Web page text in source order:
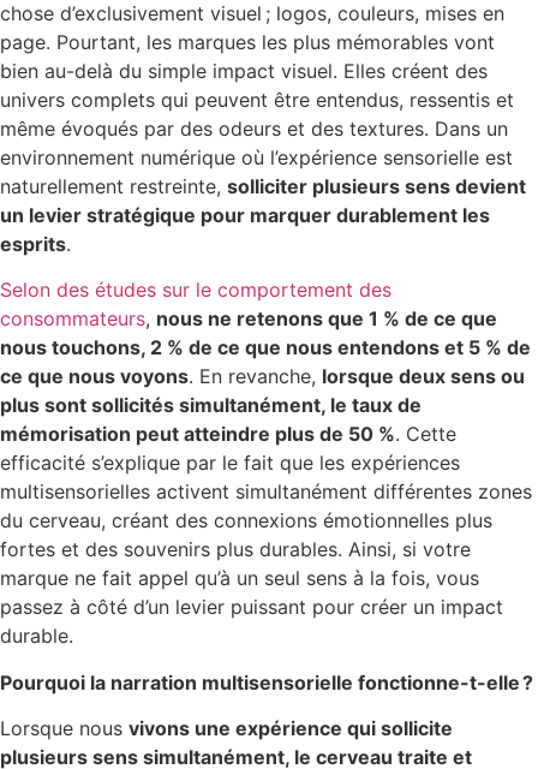
chose d’exclusivement visuel ; logos, couleurs, mises en
page. Pourtant, les marques les plus mémorables vont
bien au-delà du simple impact visuel. Elles créent des
univers complets qui peuvent être entendus, ressentis et
même évoqués par des odeurs et des textures. Dans un
environnement numérique où l’expérience sensorielle est
naturellement restreinte, solliciter plusieurs sens devient
un levier stratégique pour marquer durablement les
esprits.
Selon des études sur le comportement des
consommateurs, nous ne retenons que 1 % de ce que
nous touchons, 2 % de ce que nous entendons et 5 % de
ce que nous voyons. En revanche, lorsque deux sens ou
plus sont sollicités simultanément, le taux de
mémorisation peut atteindre plus de 50 %. Cette
efficacité s’explique par le fait que les expériences
multisensorielles activent simultanément différentes zones
du cerveau, créant des connexions émotionnelles plus
fortes et des souvenirs plus durables. Ainsi, si votre
marque ne fait appel qu’à un seul sens à la fois, vous
passez à côté d’un levier puissant pour créer un impact
durable.
Pourquoi la narration multisensorielle fonctionne-t-elle ?
Lorsque nous vivons une expérience qui sollicite
plusieurs sens simultanément, le cerveau traite et